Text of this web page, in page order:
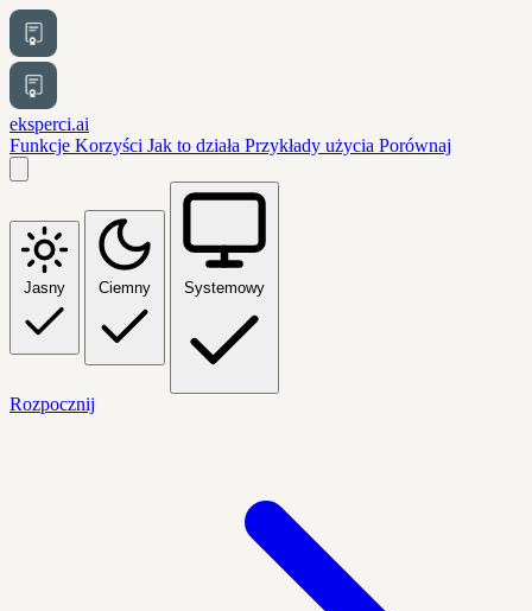
eksperci.ai
Funkcje Korzyści Jak to działa Przykłady użycia Porównaj
Jasny Ciemny Systemowy
Rozpocznij